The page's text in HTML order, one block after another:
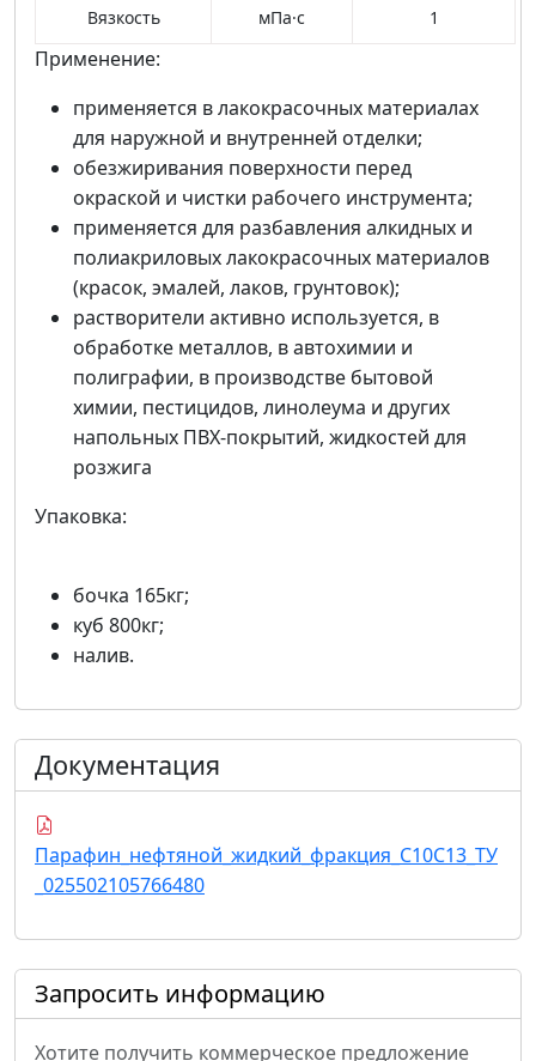
Вязкость мПа·с 1
Применение:
применяется в лакокрасочных материалах
для наружной и внутренней отделки;
обезжиривания поверхности перед
окраской и чистки рабочего инструмента;
применяется для разбавления алкидных и
полиакриловых лакокрасочных материалов
(красок, эмалей, лаков, грунтовок);
растворители активно используется, в
обработке металлов, в автохимии и
полиграфии, в производстве бытовой
химии, пестицидов, линолеума и других
напольных ПВХ-покрытий, жидкостей для
розжига
Упаковка:
бочка 165кг;
куб 800кг;
налив.
Документация
Парафин_нефтяной_жидкий_фракция_С10С13_ТУ
_025502105766480
Запросить информацию
Хотите получить коммерческое предложение